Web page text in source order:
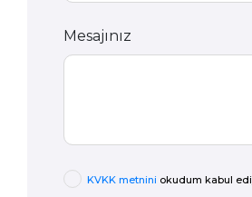
Mesajınız
KVKK metnini okudum kabul